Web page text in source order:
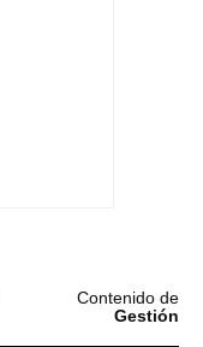
Contenido de
Gestión